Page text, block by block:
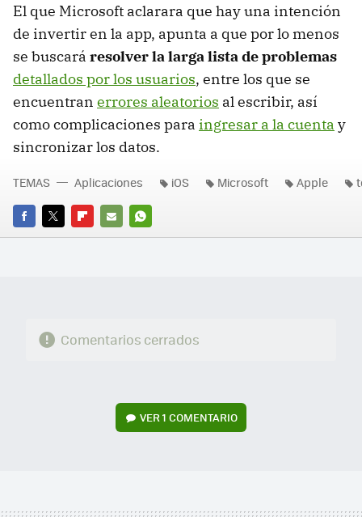
El que Microsoft aclarara que hay una intención
de invertir en la app, apunta a que por lo menos
se buscará resolver la larga lista de problemas
detallados por los usuarios, entre los que se
encuentran errores aleatorios al escribir, así
como complicaciones para ingresar a la cuenta y
sincronizar los datos.
FACEBOOK
TWITTERFLIPBOARD
E-
WHATSAPP
TEMAS Aplicaciones iOS Microsoft Apple
Comentarios cerrados
VER1 COMENTARIO